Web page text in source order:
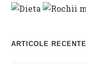
ARTICOLE RECENTE